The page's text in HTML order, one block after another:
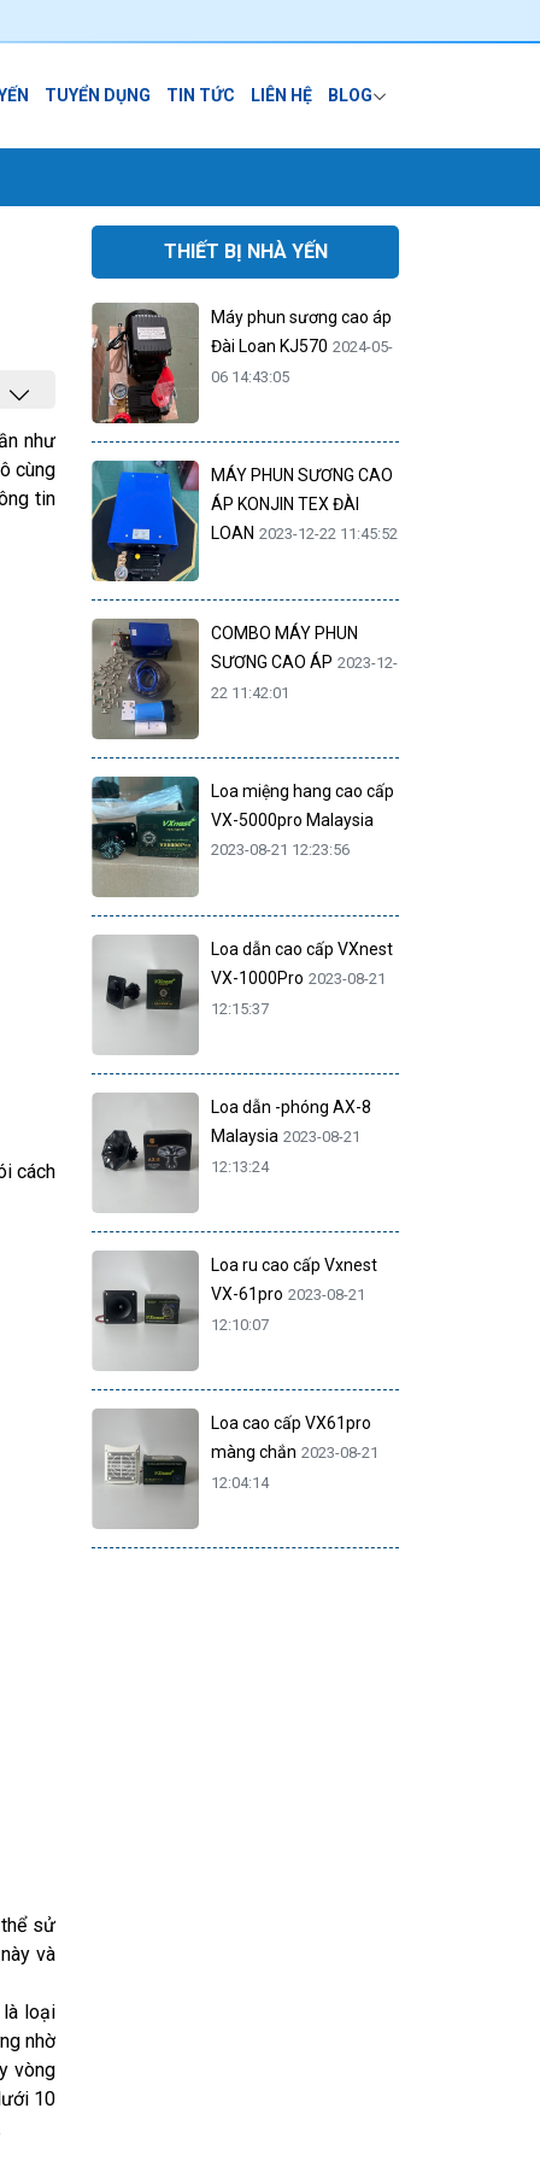
TUYỂN DỤNG TIN TỨC LIÊN HỆ BLOG
như
cùng
tin
cách
sử
và
là loại
nhờ
vòng
10
THIẾT BỊ NHÀ YẾN
Máy phun sương cao áp
Đài Loan KJ570 2024-05-
06 14:43:05
MÁY PHUN SƯƠNG CAO
ÁP KONJIN TEX ĐÀI
LOAN 2023-12-22 11:45:52
COMBO MÁY PHUN
SƯƠNG CAO ÁP 2023-12-
22 11:42:01
Loa miệng hang cao cấp
VX-5000pro Malaysia
2023-08-21 12:23:56
Loa dẫn cao cấp VXnest
VX-1000Pro 2023-08-21
12:15:37
Loa dẫn -phóng AX-8
Malaysia 2023-08-21
12:13:24
Loa ru cao cấp Vxnest
VX-61pro 2023-08-21
12:10:07
Loa cao cấp VX61pro
màng chắn 2023-08-21
12:04:14